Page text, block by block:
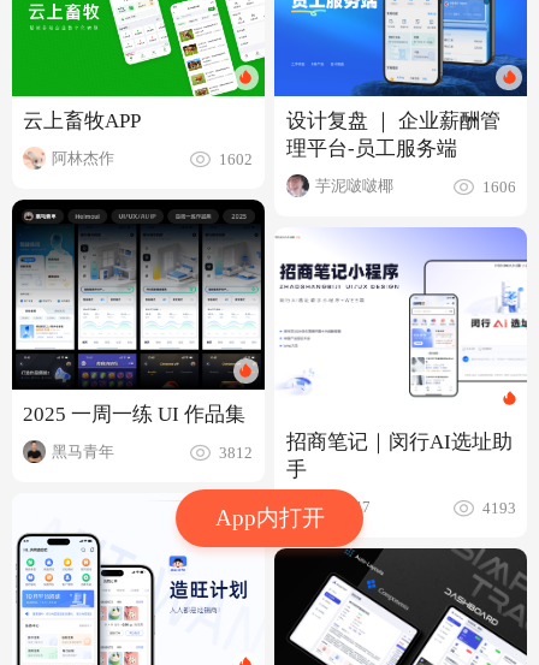
App内打开
云上畜牧APP
阿林杰作 1602
2025 一周一练 UI 作品集
黑马青年 3812
设计复盘 ｜ 企业薪酬管
理平台-员工服务端
芋泥啵啵椰 1606
招商笔记｜闵行AI选址助
手
Ethan47 4193